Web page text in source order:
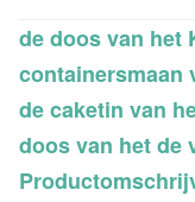
de doos van het
containersmaan
de caketin van
doos van het de